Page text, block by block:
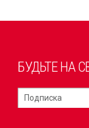
БУДЬТЕ НА